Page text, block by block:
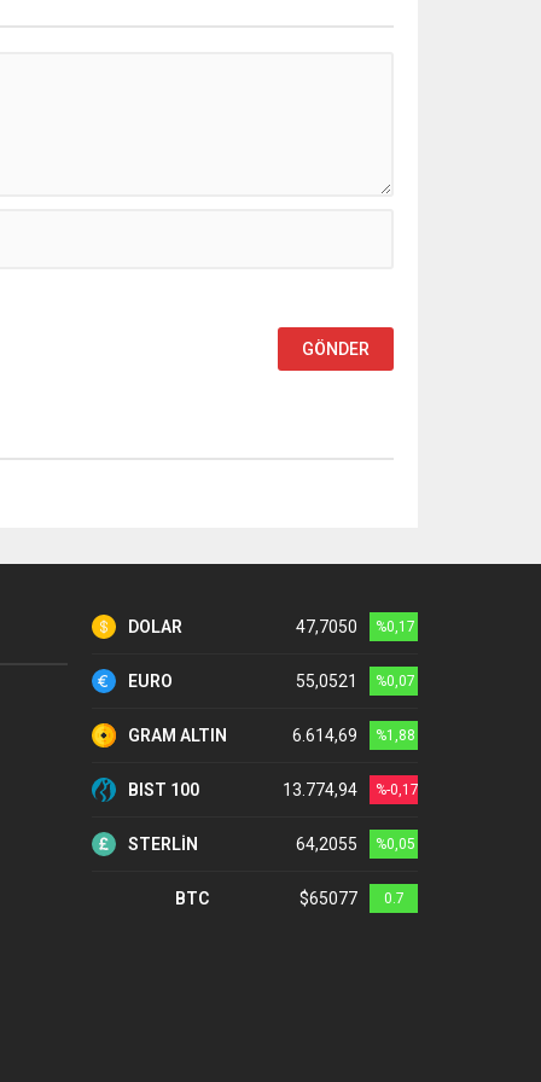
DOLAR 47,7050 %0,17
EURO 55,0521 %0,07
GRAM ALTIN 6.614,69 %1,88
BIST 100 13.774,94 %-0,17
STERLİN 64,2055 %0,05
BTC $65077 0.7